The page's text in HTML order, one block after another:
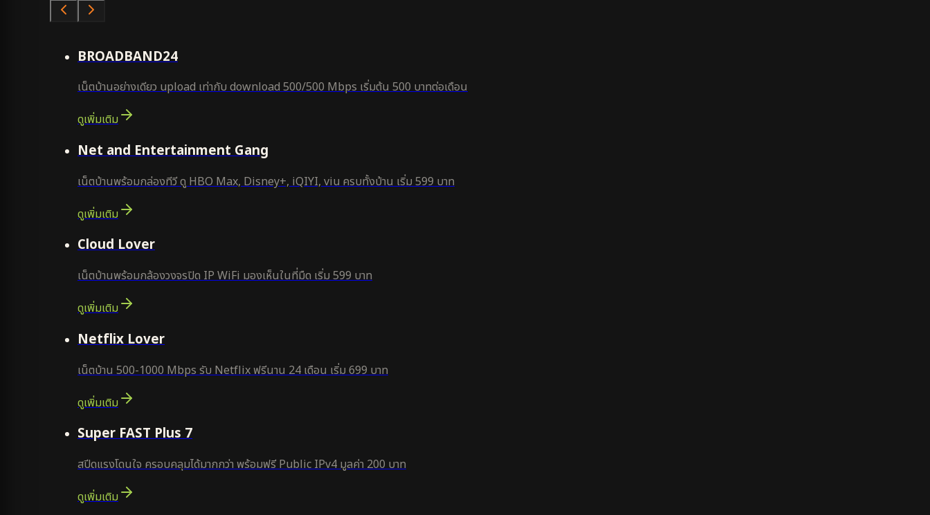
BROADBAND24
เน็ตบ้านอย่างเดียว upload เท่ากับ download 500/500 Mbps เริ่มต้น 500 บาทต่อเดือน
ดูเพิ่มเติม
Net and Entertainment Gang
เน็ตบ้านพร้อมกล่องทีวี ดู HBO Max, Disney+, iQIYI, viu ครบทั้งบ้าน เริ่ม 599 บาท
ดูเพิ่มเติม
Cloud Lover
เน็ตบ้านพร้อมกล้องวงจรปิด IP WiFi มองเห็นในที่มืด เริ่ม 599 บาท
ดูเพิ่มเติม
Netflix Lover
เน็ตบ้าน 500-1000 Mbps รับ Netflix ฟรีนาน 24 เดือน เริ่ม 699 บาท
ดูเพิ่มเติม
Super FAST Plus 7
สปีดแรงโดนใจ ครอบคลุมได้มากกว่า พร้อมฟรี Public IPv4 มูลค่า 200 บาท
ดูเพิ่มเติม